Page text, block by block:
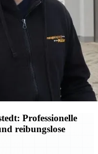
Professionelle
reibungslose